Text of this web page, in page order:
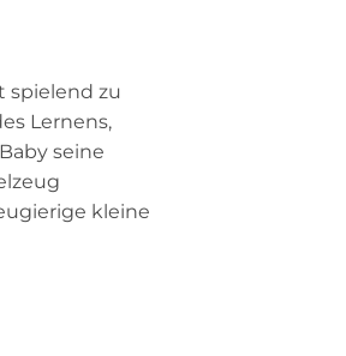
spielend zu
Lernens,
seine
kleine